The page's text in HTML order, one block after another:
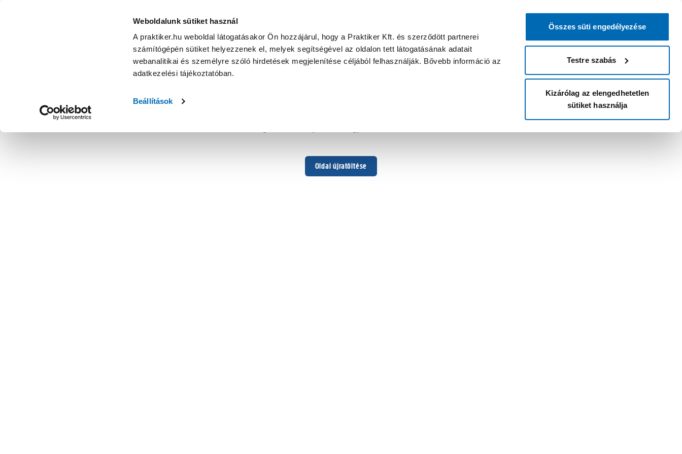
Weboldalunk sütiket használ
A praktiker.hu weboldal látogatásakor Ön hozzájárul, hogy a Praktiker Kft. és szerződött partnerei
számítógépén sütiket helyezzenek el, melyek segítségével az oldalon tett látogatásának adatait
webanalitikai és személyre szóló hirdetések megjelenítése céljából felhasználják. Bővebb információ az
adatkezelési tájékoztatóban.
Beállítások
Összes süti engedélyezése
Testre szabás
Kizárólag az elengedhetetlen
sütiket használja
Oldal újratöltése